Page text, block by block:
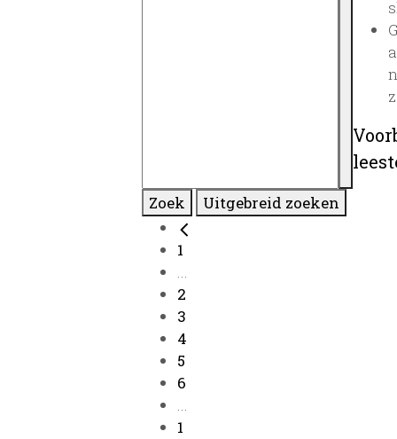
Zoek Uitgebreid zoeken
1
...
2
3
4
5
6
...
1